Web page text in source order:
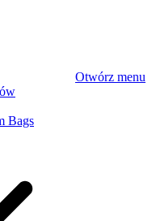
Otwórz menu
Bags